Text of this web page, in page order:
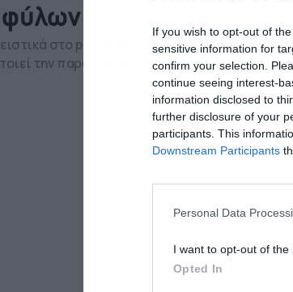
If you wish to opt-out of
sensitive information for
confirm your selection.
continue seeing interest-
information disclosed to
further disclosure of your
participants. This
Downstream Participants
Personal Data
I want to opt-out of the
Opted In
φύλων
στο powergame.gr για τη
την παρουσία των γυναικών